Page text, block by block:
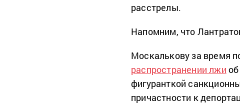
расстрелы.
Напомним, что
Москалькову за время
распространении лжи
фигуранткой
причастности к